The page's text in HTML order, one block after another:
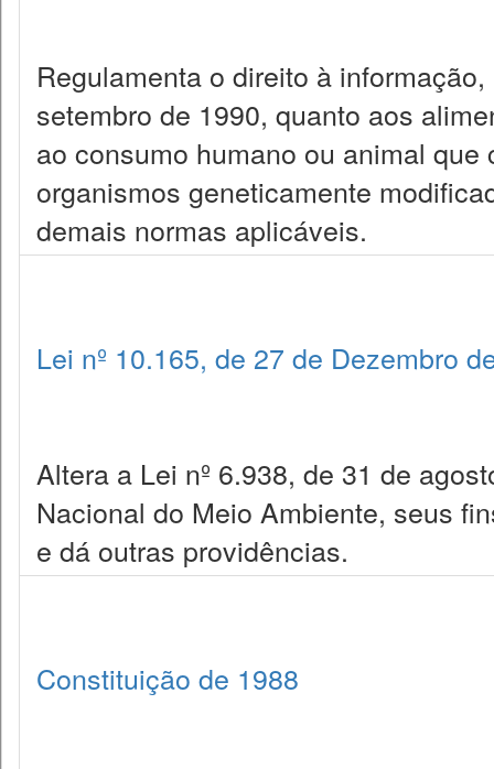
Regulamenta o direito à
setembro de 1990, quanto aos
ao consumo humano ou animal
organismos geneticamente
demais normas aplicáveis.
Lei nº 10.165, de 27 de Dezembro
Altera a Lei nº 6.938, de 31 de
Nacional do Meio Ambiente, seus
e dá outras providências.
Constituição de 1988